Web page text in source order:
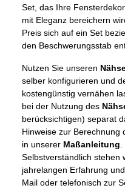
Set, das Ihre
mit Eleganz bereichern
Preis sich auf ein Set
den Beschwerungsstab
Nutzen Sie unseren
selber konfigurieren und
kostengünstig vernähen
bei der Nutzung des
berücksichtigen) separat
Hinweise zur Berechnung
in unserer Maßanleitung
Selbstverständlich stehen
jahrelangen Erfahrung
Mail oder telefonisch zur